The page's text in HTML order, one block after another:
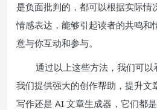
是负面批判的，都可以根据实际情
情感表达，能够引起读者的共鸣和
意与你互动和参与。
通过以上这些方法，我们可
我们提供强大的创作帮助，提升文
写作还是 AI 文章生成器，它们都